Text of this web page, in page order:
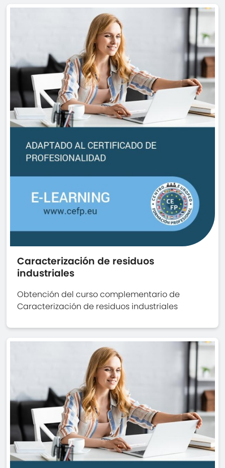
Caracterización de residuos
industriales
Obtención del curso complementario de
Caracterización de residuos industriales